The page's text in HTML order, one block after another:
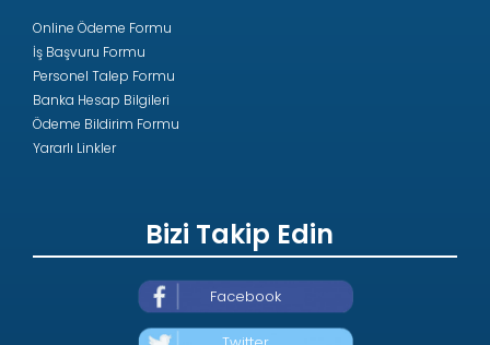
Online Ödeme Formu
İş Başvuru Formu
Personel Talep Formu
Banka Hesap Bilgileri
Ödeme Bildirim Formu
Yararlı Linkler
Bizi Takip Edin
Facebook